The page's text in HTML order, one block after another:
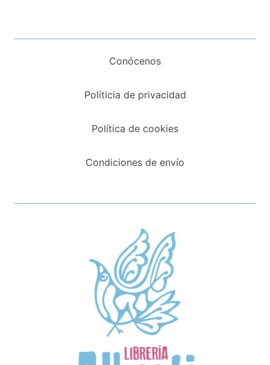
Conócenos
Políticia de privacidad
Política de cookies
Condiciones de envío